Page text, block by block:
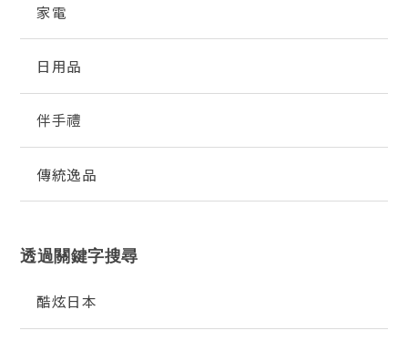
家電
日用品
伴手禮
傳統逸品
透過關鍵字搜尋
酷炫日本